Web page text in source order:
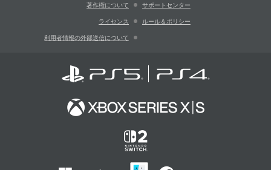
著作権について サポートセンター
ライセンス ルール＆ポリシー
利用者情報の外部送信について